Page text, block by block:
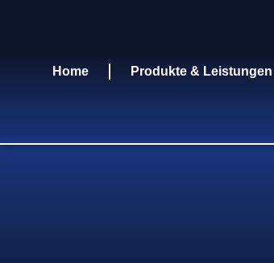
Home Produkte & Leistungen